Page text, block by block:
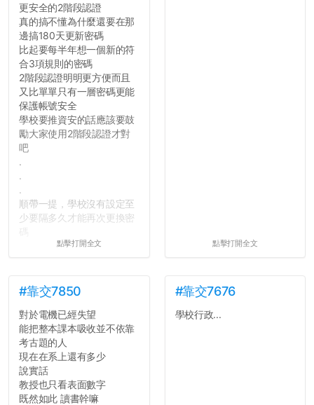
更安全的2階段認證
真的搞不懂為什麼還要在那
邊搞180天更新密碼
比起要每半年想一個新的符
合3項規則的密碼
2階段認證明明更方便而且
又比單單只有一層密碼更能
保護帳號安全
學校要推資安的話應該要鼓
勵大家使用2階段認證才對
吧
.
.
.
順帶一提，學校沒有設定至
少要隔多久才能再次更換密
所以只要重新設定4次密碼
真是安全呢...
點擊打開全文 點擊打開全文
#靠交7850
對於電機已經失望
能把整本課本吸收並不依靠
考古題的人
現在在系上還有多少
說實話
教授也只看表面數字
既然如此 讀書幹嘛
#靠交7676
學校行政...